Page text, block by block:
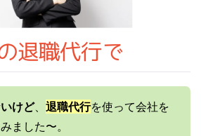
けど、 退職代行を使って会社を
ました〜。